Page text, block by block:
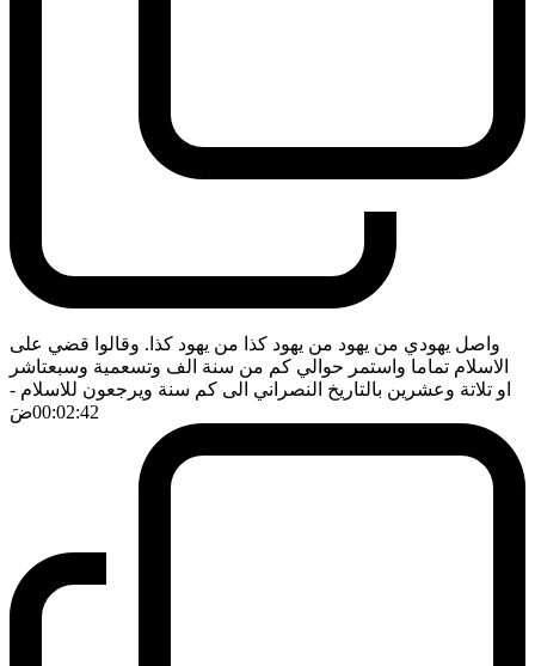
واصل يهودي من يهود من يهود كذا من يهود كذا. وقالوا قضي على
الاسلام تماما واستمر حوالي كم من سنة الف وتسعمية وسبعتاشر
او تلاتة وعشرين بالتاريخ النصراني الى كم سنة ويرجعون للاسلام -
00:02:42ضَ